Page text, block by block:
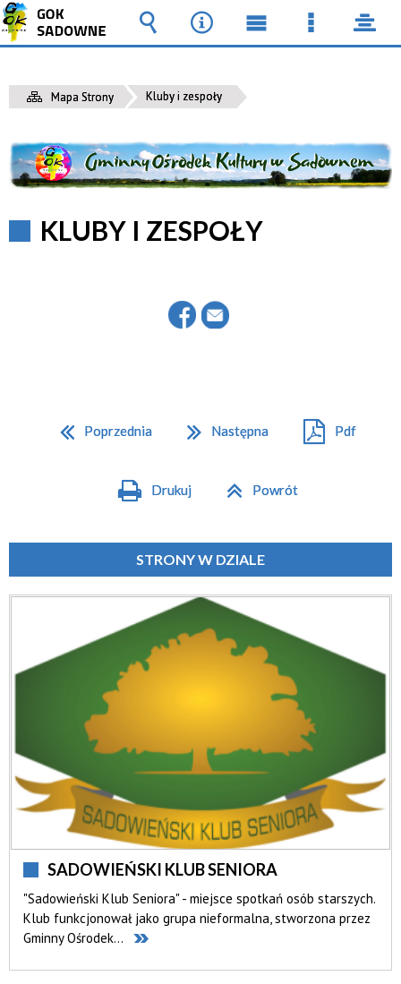
Mapa Strony Kluby i zespoły
KLUBY I ZESPOŁY
Poprzednia Następna Pdf
Drukuj Powrót
STRONY W DZIALE
SADOWIEŃSKI KLUB SENIORA
"Sadowieński Klub Seniora" - miejsce spotkań osób starszych.
Klub funkcjonował jako grupa nieformalna, stworzona przez
Gminny Ośrodek...
Wyszukiwarka
Narzędzia
MenuMenu